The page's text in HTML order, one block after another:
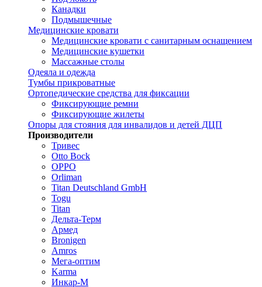
Канадки
Подмышечные
Медицинские кровати
Медицинские кровати с санитарным оснащением
Медицинские кушетки
Массажные столы
Одеяла и одежда
Тумбы прикроватные
Ортопедические средства для фиксации
Фиксирующие ремни
Фиксирующие жилеты
Опоры для стояния для инвалидов и детей ДЦП
Производители
Тривес
Otto Bock
OPPO
Orliman
Titan Deutschland GmbH
Togu
Titan
Дельта-Терм
Армед
Bronigen
Amros
Мега-оптим
Karma
Инкар-М